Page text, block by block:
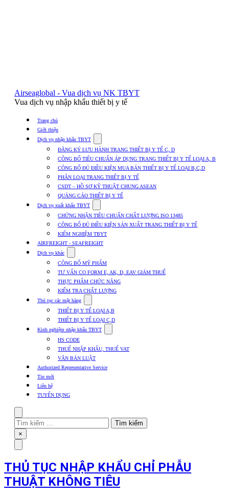
Airseaglobal - Vua dịch vụ NK TBYT
Vua dịch vụ nhập khẩu thiết bị y tế
Trang chủ
Giới thiệu
Dịch vụ nhập khẩu TBYT
submenu
for
Dịch
vụ
nhập
khẩu
TBYT
ĐĂNG KÝ LƯU HÀNH TRANG THIẾT BỊ Y TẾ C, D
CÔNG BỐ TIÊU CHUẨN ÁP DỤNG TRANG THIẾT BỊ Y TẾ LOẠI A, B
CÔNG BỐ ĐỦ ĐIỀU KIỆN MUA BÁN THIẾT BỊ Y TẾ LOẠI B,C,D
PHÂN LOẠI TRANG THIẾT BỊ Y TẾ
CSDT – HỒ SƠ KỸ THUẬT CHUNG ASEAN
QUẢNG CÁO THIẾT BỊ Y TẾ
Dịch vụ xuất khẩu TBYT
submenu
for
Dịch
vụ
xuất
TBYT
CHỨNG NHẬN TIÊU CHUẨN CHẤT LƯỢNG ISO 13485
CÔNG BỐ ĐỦ ĐIỀU KIỆN SẢN XUẤT TRANG THIẾT BỊ Y TẾ
KIỂM NGHIỆM TBYT
AIRFREIGHT - SEAFREIGHT
Dịch vụ khác
submenu
for
Dịch
vụ
khác
CÔNG BỐ MỸ PHẨM
TƯ VẤN CO FORM E, AK, D, EAV GIẢM THUẾ
THỰC PHẨM CHỨC NĂNG
KIỂM TRA CHẤT LƯỢNG
Thủ tục các mặt hàng
submenu
for
Thủ
tục
mặt
hàng
THIẾT BỊ Y TẾ LOẠI A,B
THIẾT BỊ Y TẾ LOẠI C,D
Kinh nghiệm nhập khẩu TBYT
submenu
Kinh
HS CODE
THUẾ NHẬP KHẨU, THUẾ VAT
VĂN BẢN LUẬT
Authorized Representative Service
Tin mới
Liên hệ
TUYỂN DỤNG
Tìm
kiếm
cho:
Close
×
THỦ TỤC NHẬP KHẨU CHỈ PHẪU
THUẬT KHÔNG TIÊU